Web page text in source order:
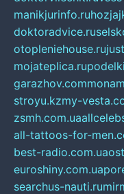
manikjurinfo.ru
doktoradvice.ru
otopleniehouse.ru
mojateplica.ru
garazhov.com
stroyu.kzmy-
zsmh.com.ua
all-tattoos-for-
best-radio.com.ua
euroshiny.com.ua
searchus-nauti.ru